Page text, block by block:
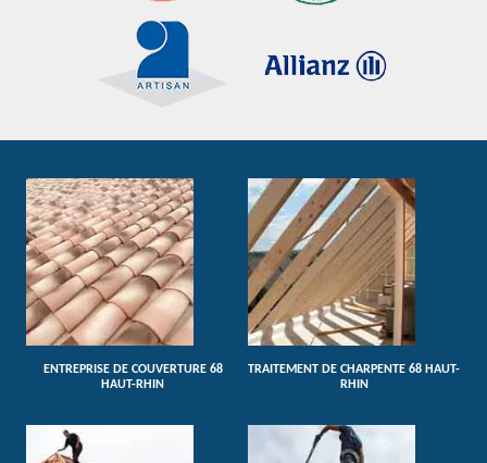
ENTREPRISE DE COUVERTURE 68
HAUT-RHIN
TRAITEMENT DE CHARPENTE 68 HAUT-
RHIN